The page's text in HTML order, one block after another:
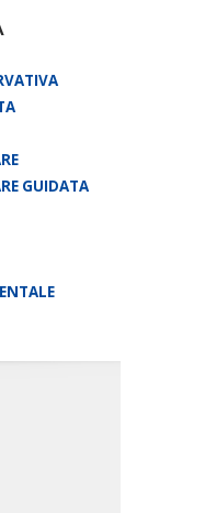
GUIDATA